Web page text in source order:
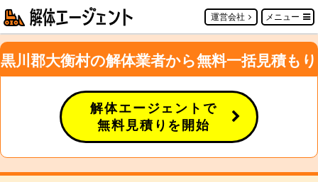
運営会社 メニュー
黒川郡大衡村の解体業者から無料一括見積もり
解体エージェントで
無料見積りを開始